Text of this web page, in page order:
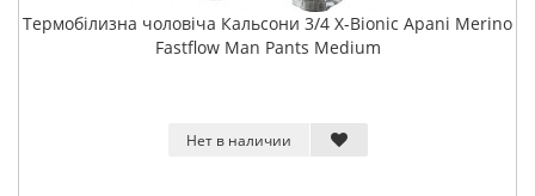
Термобілизна чоловіча Кальсони 3/4 X-Bionic Apani Merino
Fastflow Man Pants Medium
Нет в наличии